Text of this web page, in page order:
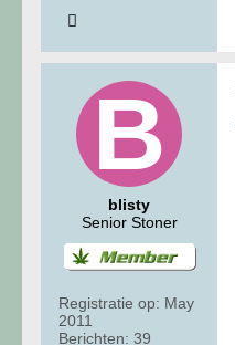
blisty
Senior Stoner
Registratie op: May
2011
Berichten: 39